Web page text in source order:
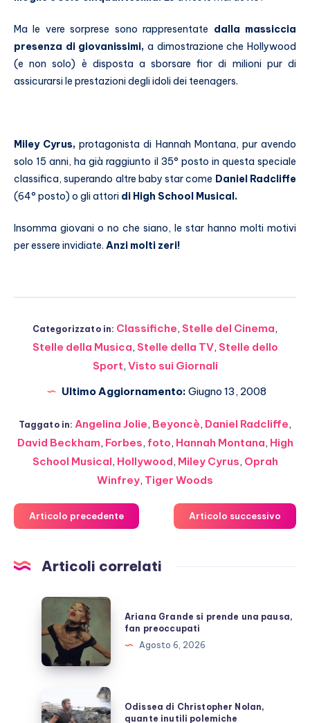
Ma le vere sorprese sono rappresentate dalla massiccia
presenza di giovanissimi, a dimostrazione che Hollywood
(e non solo) è disposta a sborsare fior di milioni pur di
assicurarsi le prestazioni degli idoli dei teenagers.
Miley Cyrus, protagonista di Hannah Montana, pur avendo
solo 15 anni, ha già raggiunto il 35° posto in questa speciale
classifica, superando altre baby star come Daniel Radcliffe
(64° posto) o gli attori di High School Musical.
Insomma giovani o no che siano, le star hanno molti motivi
per essere invidiate. Anzi molti zeri!
Categorizzato in: Classifiche, Stelle del Cinema,
Stelle della Musica, Stelle della TV, Stelle dello
Sport, Visto sui Giornali
Ultimo Aggiornamento: Giugno 13, 2008
Taggato in: Angelina Jolie, Beyoncè, Daniel Radcliffe,
David Beckham, Forbes, foto, Hannah Montana, High
School Musical, Hollywood, Miley Cyrus, Oprah
Winfrey, Tiger Woods
Articolo precedente Articolo successivo
Articoli correlati
Ariana
Grande
si
prende
una
fan
Ariana Grande si prende una pausa,
fan preoccupati
Agosto 6, 2026
di
Odissea di Christopher Nolan,
quante inutili polemiche